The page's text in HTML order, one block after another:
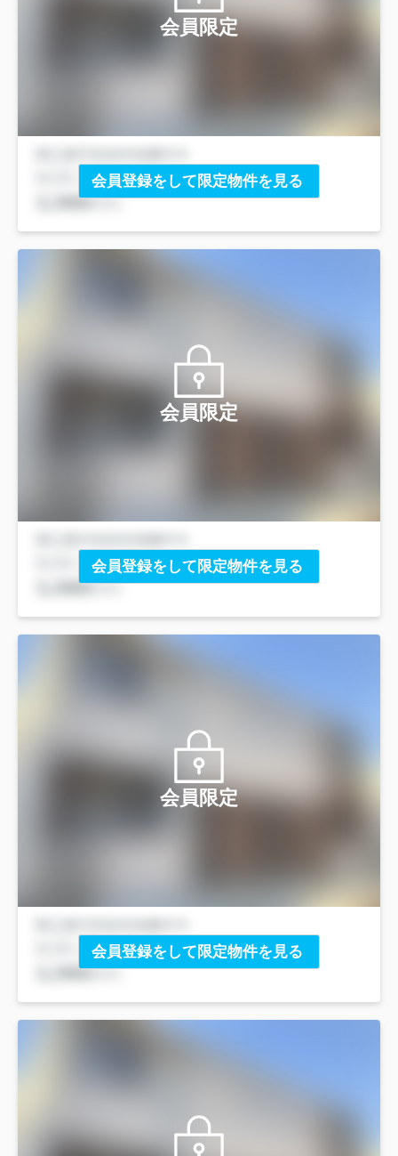
会員限定
会員登録をして限定物件を見る
会員限定
会員登録をして限定物件を見る
会員限定
会員登録をして限定物件を見る